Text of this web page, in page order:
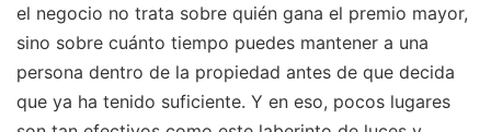
el negocio no trata sobre quién gana el premio mayor,
sino sobre cuánto tiempo puedes mantener a una
persona dentro de la propiedad antes de que decida
que ya ha tenido suficiente. Y en eso, pocos lugares